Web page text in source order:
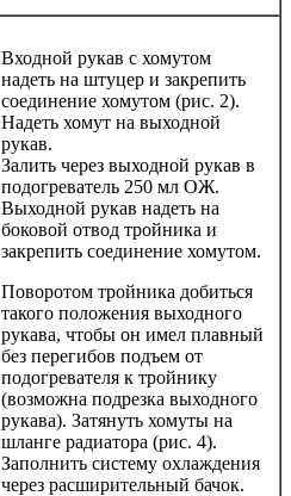
Входной рукав с хомутом
надеть на штуцер и закрепить
соединение хомутом (рис. 2).
Надеть хомут на выходной
рукав.
Залить через выходной рукав в
подогреватель 250 мл ОЖ.
Выходной рукав надеть на
боковой отвод тройника и
закрепить соединение хомутом.
Поворотом тройника добиться
такого положения выходного
рукава, чтобы он имел плавный
без перегибов подъем от
подогревателя к тройнику
(возможна подрезка выходного
рукава). Затянуть хомуты на
шланге радиатора (рис. 4).
Заполнить систему охлаждения
через расширительный бачок.